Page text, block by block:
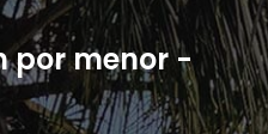
por menor -